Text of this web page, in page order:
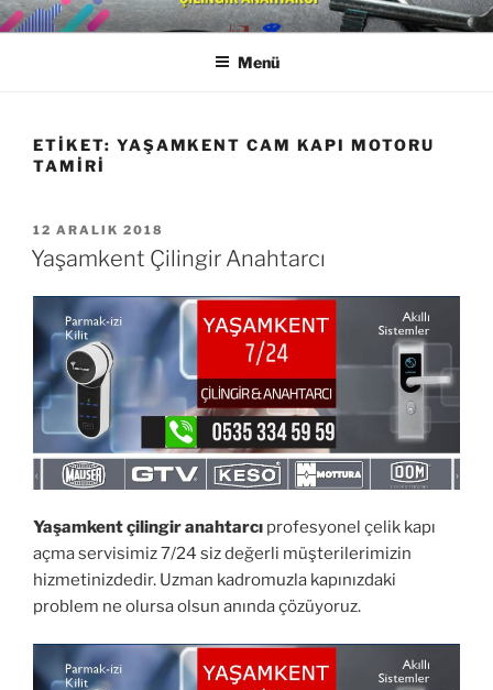
İçeriğe
geç YAŞAMKENT ÇILINGIR
ANAHTARCI
0533 650 18 88
Menü
ETIKET: YAŞAMKENT CAM KAPI MOTORU
TAMIRI
YAYIM
TARIHI
12 ARALIK 2018
Yaşamkent Çilingir Anahtarcı
Yaşamkent çilingir anahtarcı profesyonel çelik kapı
açma servisimiz 7/24 siz değerli müşterilerimizin
hizmetinizdedir. Uzman kadromuzla kapınızdaki
problem ne olursa olsun anında çözüyoruz.